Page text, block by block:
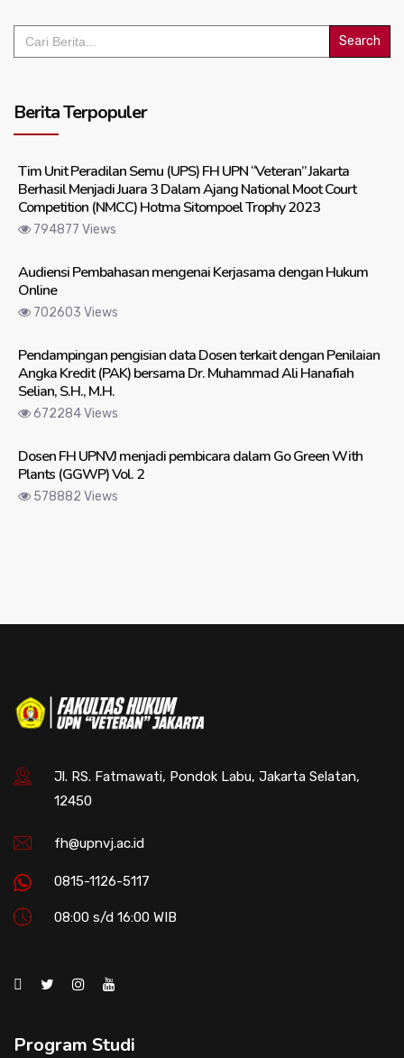
Search
for:
Berita Terpopuler
Tim Unit Peradilan Semu (UPS) FH UPN “Veteran” Jakarta
Berhasil Menjadi Juara 3 Dalam Ajang National Moot Court
Competition (NMCC) Hotma Sitompoel Trophy 2023
794877 Views
Audiensi Pembahasan mengenai Kerjasama dengan Hukum
Online
702603 Views
Pendampingan pengisian data Dosen terkait dengan Penilaian
Angka Kredit (PAK) bersama Dr. Muhammad Ali Hanafiah
Selian, S.H., M.H.
672284 Views
Dosen FH UPNVJ menjadi pembicara dalam Go Green With
Plants (GGWP) Vol. 2
578882 Views
Jl. RS. Fatmawati, Pondok Labu, Jakarta Selatan,
12450
fh@upnvj.ac.id
0815-1126-5117
08:00 s/d 16:00 WIB
Program Studi